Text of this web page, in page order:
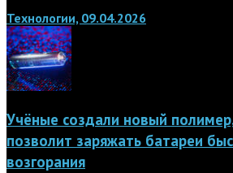
Технологии, 09.04.2026
Учёные создали новый
позволит заряжать батареи
возгорания